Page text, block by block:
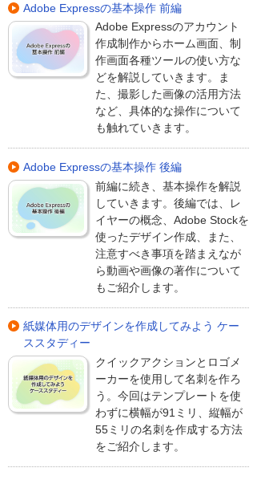
Adobe Expressの基本操作 前編
Adobe Expressのアカウント
作成制作からホーム画面、制
作画面各種ツールの使い方な
どを解説していきます。ま
た、撮影した画像の活用方法
など、具体的な操作について
も触れていきます。
Adobe Expressの基本操作 後編
前編に続き、基本操作を解説
していきます。後編では、レ
イヤーの概念、Adobe Stockを
使ったデザイン作成、また、
注意すべき事項を踏まえなが
ら動画や画像の著作について
もご紹介します。
紙媒体用のデザインを作成してみよう ケー
ススタディー
クイックアクションとロゴメ
ーカーを使用して名刺を作ろ
う。今回はテンプレートを使
わずに横幅が91ミリ、縦幅が
55ミリの名刺を作成する方法
をご紹介します。